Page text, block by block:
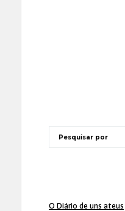
O Diário de uns ateus